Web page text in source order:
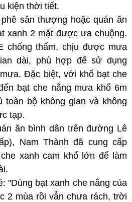
kiện thời tiết.
sân thượng hoặc quán ăn
xanh 2 mặt được ưa chuộng.
chống thấm, chịu được mưa
dài, phù hợp để sử dụng
Đặc biệt, với khổ bạt che
bạt che nắng mưa khổ 6m
toàn bộ không gian và không
tạp.
ăn bình dân trên đường Lê
Nam Thành đã cung cấp
xanh cam khổ lớn để làm
"Dùng bạt xanh che nắng của
2 mùa rồi vẫn chưa rách, trời